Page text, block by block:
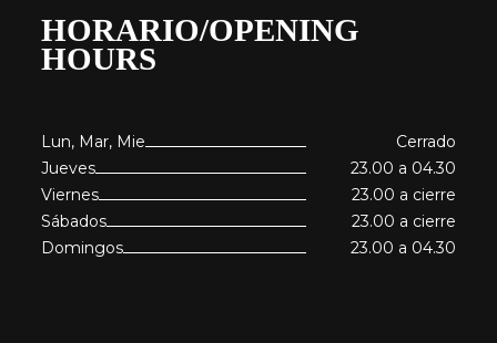
HORARIO/OPENING
HOURS
Lun, Mar, Mie
Cerrado
Jueves
23.00 a 04.30
Viernes
23.00 a cierre
Sábados
23.00 a cierre
Domingos
23.00 a 04.30